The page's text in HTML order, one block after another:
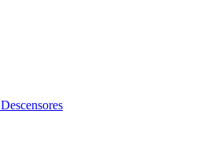
Descensores